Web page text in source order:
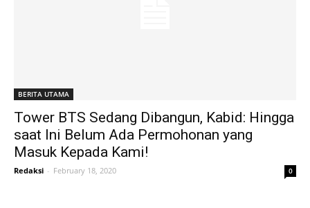
BERITA UTAMA
Tower BTS Sedang Dibangun, Kabid: Hingga
saat Ini Belum Ada Permohonan yang
Masuk Kepada Kami!
Redaksi - February 18, 2020 0